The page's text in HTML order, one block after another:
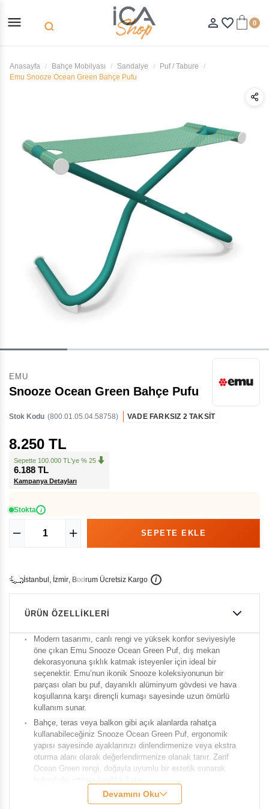
menu search person_outline favorite_border 0
Anasayfa Bahçe Mobilyası Sandalye
Puf / Tabure
Emu Snooze Ocean Green Bahçe Pufu
EMU
Snooze Ocean Green Bahçe Pufu
Stok Kodu (800.01.05.04.58758) VADE FARKSIZ 2 TAKSİT
8.250 TL
Sepette 100.000 TL'ye % 25
6.188 TL
Kampanya Detayları
Stokta i
İstanbu , İzmir, Bodrum Ücretsiz Kargo i
ÜRÜN ÖZELLIKLERI
Modern tasarımı, canlı rengi ve yüksek konfor seviyesiyle
öne çıkan Emu Snooze Ocean Green Puf, dış mekan
dekorasyonuna şıklık katmak isteyenler için ideal bir
seçenektir. Emu’nun ikonik Snooze koleksiyonunun bir
parçası olan bu puf, dayanıklı alüminyum gövdesi ve hava
koşullarına karşı dirençli kumaşı sayesinde uzun ömürlü
kullanım sunar.
Bahçe, teras veya balkon gibi açık alanlarda rahatça
kullanabileceğiniz Snooze Ocean Green Puf, ergonomik
yapısı sayesinde ayaklarınızı dinlendirmenize veya ekstra
oturma alanı olarak değerlendirmenize olanak tanır. Zarif
Ocean Green rengi, doğayla uyumlu bir estetik sunarak
Devamını Oku